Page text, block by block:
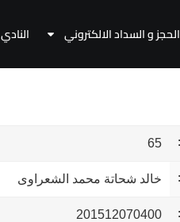
الحجز و السداد الالكتروني النادي
65
خالد شحاتة محمد الشعراوى
201512070400